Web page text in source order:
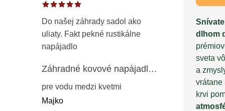
Do našej záhrady sadol ako
uliaty. Fakt pekné rustikálne
napájadlo
Záhradné kovové napájadlo pre vtáky 8 cm / 104 cm – dekorácia z patinovanej ocele v prírodnej hrdzi
pre vodu medzi kvetmi
Majko
dlhom
sveta
a
vrátane
krvi